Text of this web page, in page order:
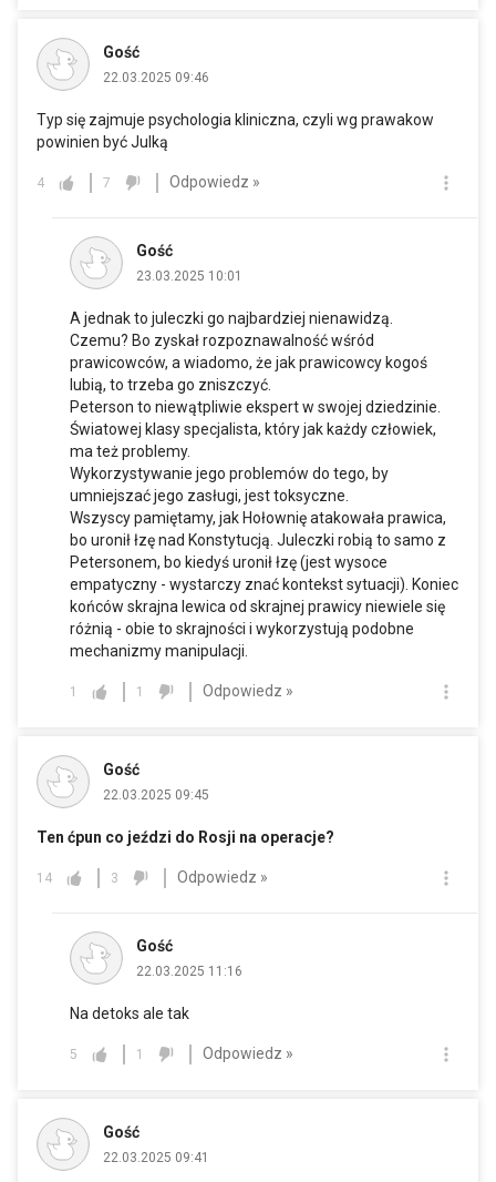
Gość
22.03.2025 09:46
Typ się zajmuje psychologia kliniczna, czyli wg prawakow
powinien być Julką
4 7 Odpowiedz »
Gość
23.03.2025 10:01
A jednak to juleczki go najbardziej nienawidzą.
Czemu? Bo zyskał rozpoznawalność wśród
prawicowców, a wiadomo, że jak prawicowcy kogoś
lubią, to trzeba go zniszczyć.
Peterson to niewątpliwie ekspert w swojej dziedzinie.
Światowej klasy specjalista, który jak każdy człowiek,
ma też problemy.
Wykorzystywanie jego problemów do tego, by
umniejszać jego zasługi, jest toksyczne.
Wszyscy pamiętamy, jak Hołownię atakowała prawica,
bo uronił łzę nad Konstytucją. Juleczki robią to samo z
Petersonem, bo kiedyś uronił łzę (jest wysoce
empatyczny - wystarczy znać kontekst sytuacji). Koniec
końców skrajna lewica od skrajnej prawicy niewiele się
różnią - obie to skrajności i wykorzystują podobne
mechanizmy manipulacji.
1 1 Odpowiedz »
Gość
22.03.2025 09:45
Ten ćpun co jeździ do Rosji na operacje?
14 3 Odpowiedz »
Gość
22.03.2025 11:16
Na detoks ale tak
5 1 Odpowiedz »
Gość
22.03.2025 09:41